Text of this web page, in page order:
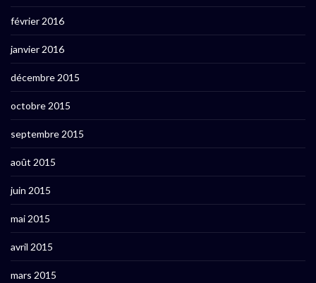
février 2016
janvier 2016
décembre 2015
octobre 2015
septembre 2015
août 2015
juin 2015
mai 2015
avril 2015
mars 2015